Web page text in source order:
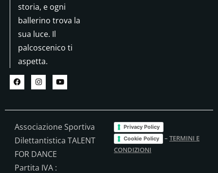
storia, e ogni
ballerino trova la
sua luce. Il
palcoscenico ti
aspetta.
Associazione Sportiva
Dilettantistica TALENT
FOR DANCE
Partita IVA :
Privacy Policy
Cookie Policy
– TERMINI E
CONDIZIONI